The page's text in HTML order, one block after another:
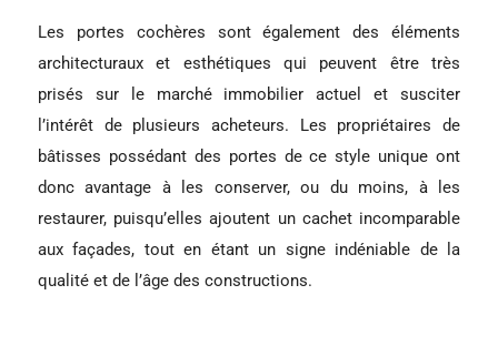
Les portes cochères sont également des éléments
architecturaux et esthétiques qui peuvent être très
prisés sur le marché immobilier actuel et susciter
l’intérêt de plusieurs acheteurs. Les propriétaires de
bâtisses possédant des portes de ce style unique ont
donc avantage à les conserver, ou du moins, à les
restaurer, puisqu’elles ajoutent un cachet incomparable
aux façades, tout en étant un signe indéniable de la
qualité et de l’âge des constructions.